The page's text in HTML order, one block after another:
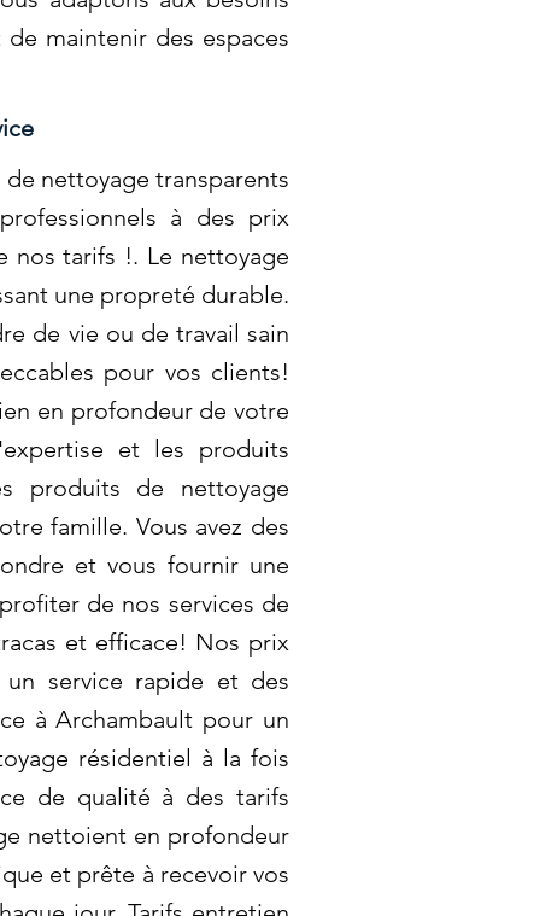
maintenir des espaces
nettoyage transparents
à des prix
nos tarifs !. Le nettoyage
une propreté durable.
de vie ou de travail sain
pour vos clients!
en profondeur de votre
et les produits
produits de nettoyage
famille. Vous avez des
et vous fournir une
de nos services de
et efficace! Nos prix
service rapide et des
à Archambault pour un
résidentiel à la fois
de qualité à des tarifs
nettoient en profondeur
et prête à recevoir vos